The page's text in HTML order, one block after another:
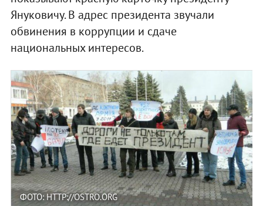
Януковичу. В адрес президента звучали
обвинения в коррупции и сдаче
национальных интересов.
ФОТО: HTTP://OSTRO.ORG